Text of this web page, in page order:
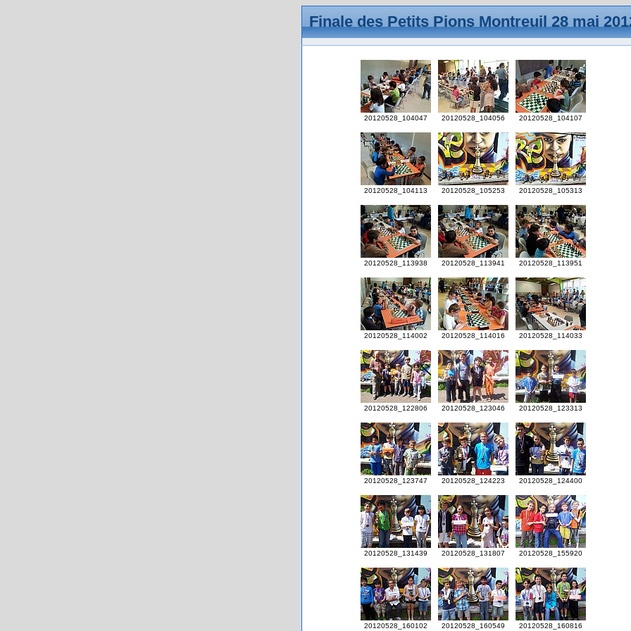
Finale des Petits Pions Montreuil 28 mai
20120528_104047 20120528_104056 20120528_104107
20120528_104113 20120528_105253 20120528_105313
20120528_113938 20120528_113941 20120528_113951
20120528_114002 20120528_114016 20120528_114033
20120528_122806 20120528_123046 20120528_123313
20120528_123747 20120528_124223 20120528_124400
20120528_131439 20120528_131807 20120528_155920
20120528_160102 20120528_160549 20120528_160816